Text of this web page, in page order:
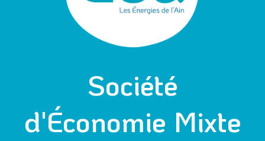
Société
d'Économie Mixte